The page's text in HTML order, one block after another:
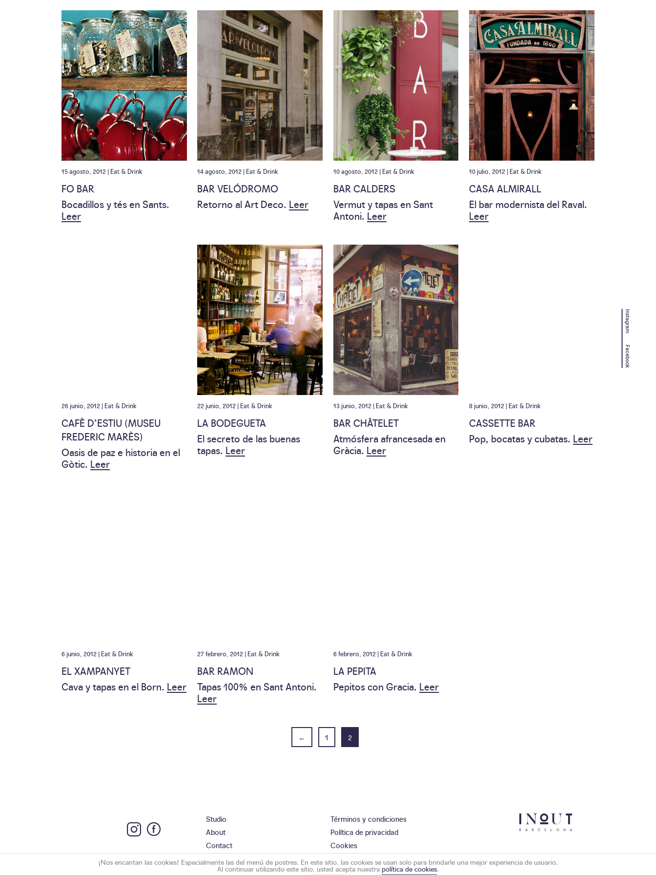
Instagram
Facebook
15 agosto, 2012 | Eat & Drink
FO BAR
Bocadillos y tés en Sants.
Leer
14 agosto, 2012 | Eat & Drink
BAR VELÓDROMO
Retorno al Art Deco. Leer
10 agosto, 2012 | Eat & Drink
BAR CALDERS
Vermut y tapas en Sant
Antoni. Leer
10 julio, 2012 | Eat & Drink
CASA ALMIRALL
El bar modernista del Raval.
Leer
26 junio, 2012 | Eat & Drink
CAFÈ D’ESTIU (MUSEU
FREDERIC MARÈS)
Oasis de paz e historia en el
Gòtic. Leer
22 junio, 2012 | Eat & Drink
LA BODEGUETA
El secreto de las buenas
tapas. Leer
13 junio, 2012 | Eat & Drink
BAR CHÂTELET
Atmósfera afrancesada en
Gràcia. Leer
8 junio, 2012 | Eat & Drink
CASSETTE BAR
Pop, bocatas y cubatas. Leer
6 junio, 2012 | Eat & Drink
EL XAMPANYET
Cava y tapas en el Born. Leer
27 febrero, 2012 | Eat & Drink
BAR RAMON
Tapas 100% en Sant Antoni.
Leer
6 febrero, 2012 | Eat & Drink
LA PEPITA
Pepitos con Gracia. Leer
← 1 2
Studio
About
Contact
Términos y condiciones
Política de privacidad
Cookies
¡Nos encantan las cookies! Especialmente las del menú de postres. En este sitio, las cookies se usan solo para brindarle una mejor experiencia de usuario.
Al continuar utilizando este sitio, usted acepta nuestra política de cookies.